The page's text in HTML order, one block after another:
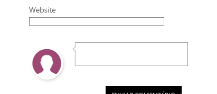
Website